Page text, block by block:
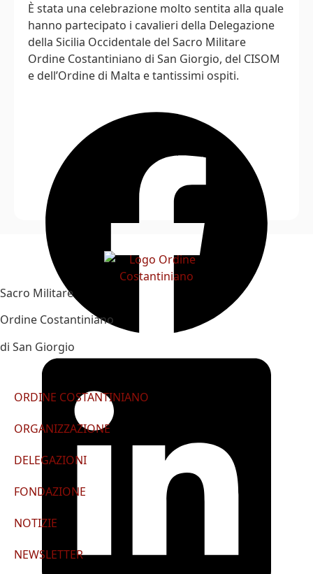
È stata una celebrazione molto sentita alla quale
hanno partecipato i cavalieri della Delegazione
della Sicilia Occidentale del Sacro Militare
Ordine Costantiniano di San Giorgio, del CISOM
e dell’Ordine di Malta e tantissimi ospiti.
Sacro Militare
Ordine Costantiniano
di San Giorgio
ORDINE COSTANTINIANO
ORGANIZZAZIONE
DELEGAZIONI
FONDAZIONE
NOTIZIE
NEWSLETTER